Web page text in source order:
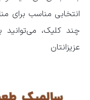
انتخابی مناسب برای
چند کلیک،